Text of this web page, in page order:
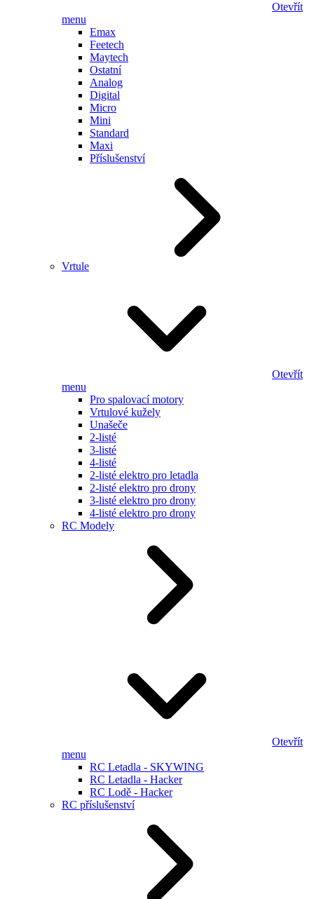
Otevřít
menu
Emax
Feetech
Maytech
Ostatní
Analog
Digital
Micro
Mini
Standard
Maxi
Příslušenství
Vrtule
Otevřít
menu
Pro spalovací motory
Vrtulové kužely
Unašeče
2-listé
3-listé
4-listé
2-listé elektro pro letadla
2-listé elektro pro drony
3-listé elektro pro drony
4-listé elektro pro drony
RC Modely
Otevřít
menu
RC Letadla - SKYWING
RC Letadla - Hacker
RC Lodě - Hacker
RC příslušenství